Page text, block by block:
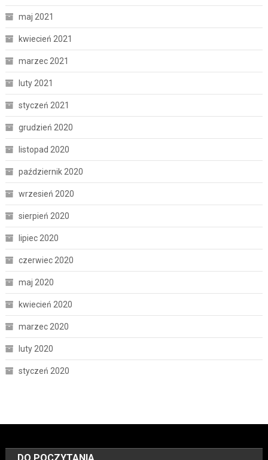
maj 2021
kwiecień 2021
marzec 2021
luty 2021
styczeń 2021
grudzień 2020
listopad 2020
październik 2020
wrzesień 2020
sierpień 2020
lipiec 2020
czerwiec 2020
maj 2020
kwiecień 2020
marzec 2020
luty 2020
styczeń 2020